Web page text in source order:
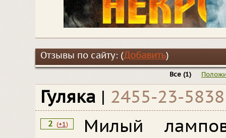
Отзывы по сайту: (Добавить)
Все (1)
Гуляка | 2455-23-5838
2 (+1)
Милый